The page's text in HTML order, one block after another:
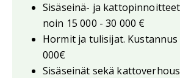
Sisäseinä- ja
noin 15 000 - 30 000 €
Hormit ja tulisijat. Kustannus
000€
Sisäseinät sekä